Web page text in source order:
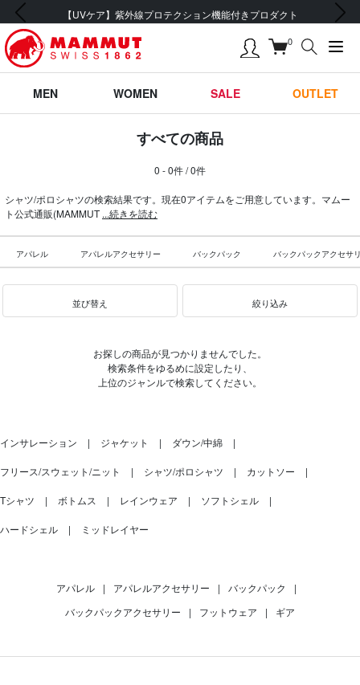
【UVケア】紫外線プロテクション機能付きプロダクト
前の画像 次の画像
0
MEN WOMEN SALE OUTLET
すべての商品
0 - 0件 / 0件
シャツ/ポロシャツの検索結果です。現在0アイテムをご用意しています。マムー
ト公式通販(MAMMUT...続きを読む
アパレル アパレルアクセサリー バックパック バックパックアクセサ
並び替え 絞り込み
お探しの商品が見つかりませんでした。
検索条件をゆるめに設定したり、
上位のジャンルで検索してください。
インサレーション ジャケット ダウン/中綿
フリース/スウェット/ニット シャツ/ポロシャツ カットソー
Tシャツ ボトムス レインウェア ソフトシェル
ハードシェル ミッドレイヤー
アパレル | アパレルアクセサリー | バックパック
|
バックパックアクセサリー
| フットウェア | ギア